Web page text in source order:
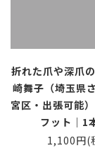
折れた爪や深爪
崎舞子（埼玉県
宮区・出張可能
フット｜1
1,100円(